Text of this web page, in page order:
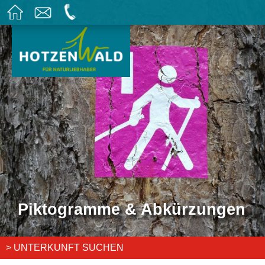
Piktogramme & Abkürzungen
> UNTERKUNFT SUCHEN